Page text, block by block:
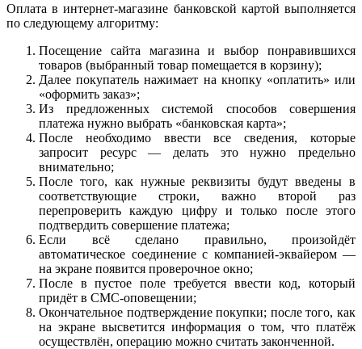
Оплата в интернет-магазине банковской картой выполняется
по следующему алгоритму:
Посещение сайта магазина и выбор понравившихся
товаров (выбранный товар помещается в корзину);
Далее покупатель нажимает на кнопку «оплатить» или
«оформить заказ»;
Из предложенных системой способов совершения
платежа нужно выбрать «банковская карта»;
После необходимо ввести все сведения, которые
запросит ресурс — делать это нужно предельно
внимательно;
После того, как нужные реквизиты будут введены в
соответствующие строки, важно второй раз
перепроверить каждую цифру и только после этого
подтвердить совершение платежа;
Если всё сделано правильно, произойдёт
автоматическое соединение с компанией-эквайером —
на экране появится проверочное окно;
После в пустое поле требуется ввести код, который
придёт в СМС-оповещении;
Окончательное подтверждение покупки; после того, как
на экране высветится информация о том, что платёж
осуществлён, операцию можно считать законченной.